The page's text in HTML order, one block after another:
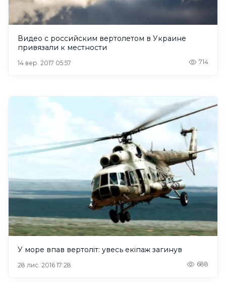
Видео с российским вертолетом в Украине
привязали к местности
14 вер. 2017 05:57 714
У море впав вертоліт: увесь екіпаж загинув
28 лис. 2016 17:28 688